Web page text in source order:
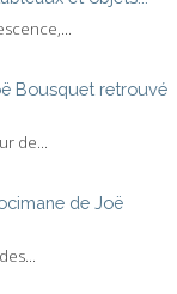
Bousquet retrouvé
de...
de Joë